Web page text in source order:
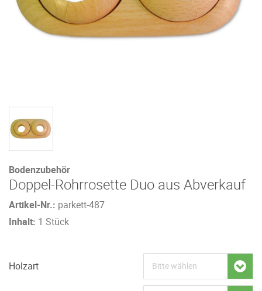
Bodenzubehör
Doppel-Rohrrosette Duo aus Abverkauf
Artikel-Nr.: parkett-487
Inhalt: 1 Stück
Holzart